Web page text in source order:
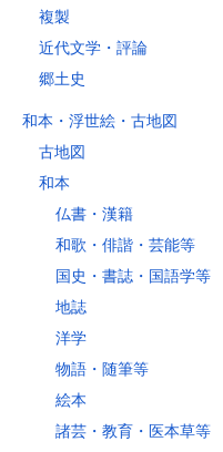
複製
近代文学・評論
郷土史
和本・浮世絵・古地図
古地図
和本
仏書・漢籍
和歌・俳諧・芸能等
国史・書誌・国語学等
地誌
洋学
物語・随筆等
絵本
諸芸・教育・医本草等